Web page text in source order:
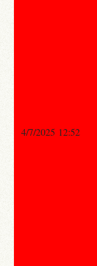
4/7/2025 12:52